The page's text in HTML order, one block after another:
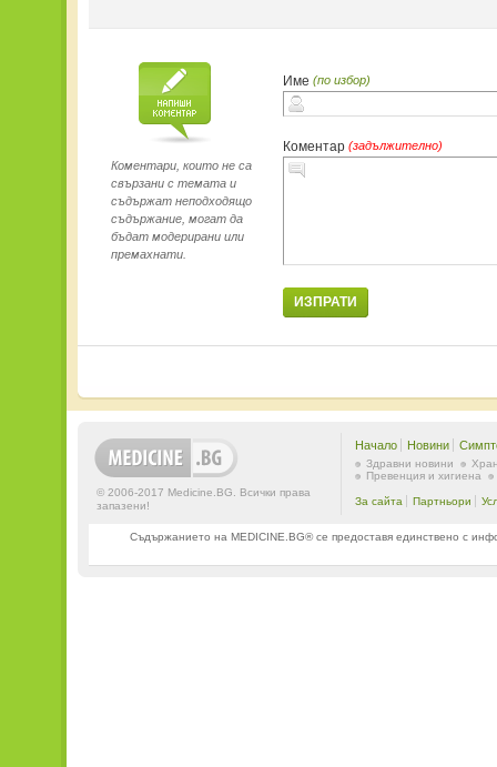
Име (по избор)
Коментар (задължително)
ИЗПРАТИ
Коментари, които не са
свързани с темата и
съдържат неподходящо
съдържание, могат да
бъдат модерирани или
премахнати.
© 2006-2017 Medicine.BG. Всички права
запазени!
Начало Новини
Здравни новини
Превенция и хигиена
За сайта Партньори
Съдържанието на MEDICINE.BG® се предоставя единствено с